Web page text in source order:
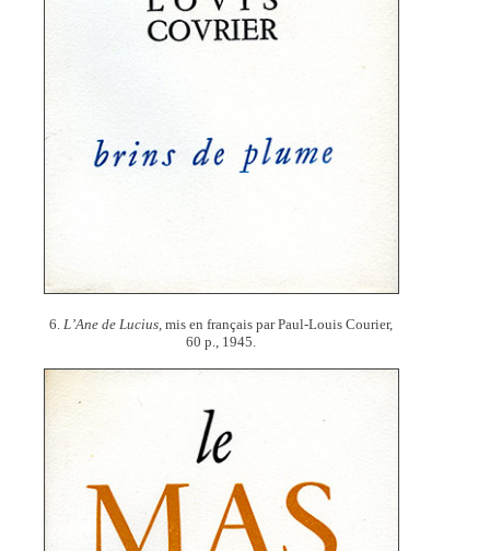
6. L’Ane de Lucius, mis en français par Paul-Louis Courier,
60 p., 1945.